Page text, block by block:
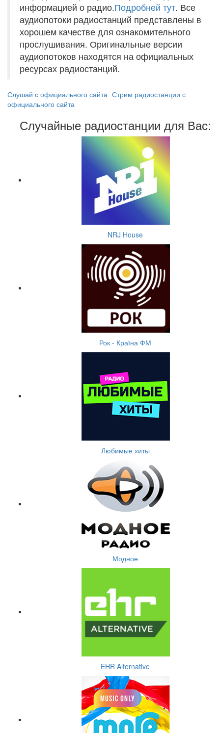
информацией о радио.Подробней тут. Все
аудиопотоки радиостанций представлены в
хорошем качестве для ознакомительного
прослушивания. Оригинальные версии
аудиопотоков находятся на официальных
ресурсах радиостанций.
Слушай с официального сайта Стрим радиостанции с
официального сайта
Случайные радиостанции для Вас:
NRJ House
Рок - Країна ФМ
Любимые хиты
Модное
EHR Alternative